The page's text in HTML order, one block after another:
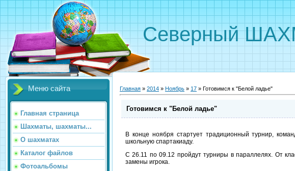
Северный
Меню сайта
Главная страница
Шахматы, шахматы...
О шахматах
Каталог файлов
Фотоальбомы
Главная » 2014 » Ноябрь » 17 » Готовимся к "Белой ладье"
Готовимся к "Белой ладье"
В конце ноября стартует традиционный турнир,
школьную спартакиаду.
С 26.11 по 09.12 пройдут турниры в параллелях. От
замены игрока.